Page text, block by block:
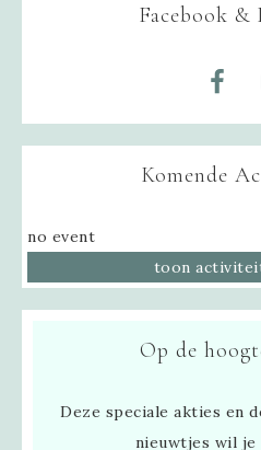
Facebook &
Komende
no event
toon
Op de
Deze speciale akties en
nieuwtjes wil je